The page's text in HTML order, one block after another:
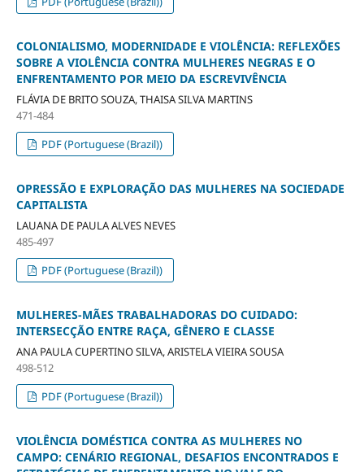
COLONIALISMO, MODERNIDADE E VIOLÊNCIA: REFLEXÕES
SOBRE A VIOLÊNCIA CONTRA MULHERES NEGRAS E O
ENFRENTAMENTO POR MEIO DA ESCREVIVÊNCIA
FLÁVIA DE BRITO SOUZA, THAISA SILVA MARTINS
471-484
PDF (Portuguese (Brazil))
OPRESSÃO E EXPLORAÇÃO DAS MULHERES NA SOCIEDADE
CAPITALISTA
LAUANA DE PAULA ALVES NEVES
485-497
PDF (Portuguese (Brazil))
MULHERES-MÃES TRABALHADORAS DO CUIDADO:
INTERSECÇÃO ENTRE RAÇA, GÊNERO E CLASSE
ANA PAULA CUPERTINO SILVA, ARISTELA VIEIRA SOUSA
498-512
PDF (Portuguese (Brazil))
VIOLÊNCIA DOMÉSTICA CONTRA AS MULHERES NO
CAMPO: CENÁRIO REGIONAL, DESAFIOS ENCONTRADOS E